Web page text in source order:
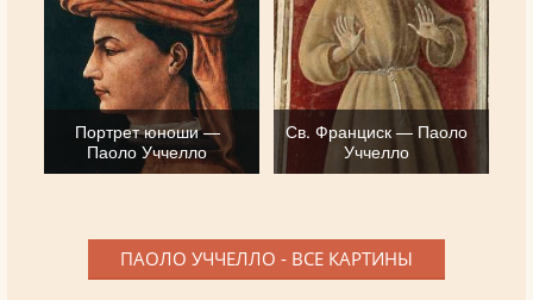
Портрет юноши —
Паоло Уччелло
Св. Франциск — Паоло
Уччелло
ПАОЛО УЧЧЕЛЛО - ВСЕ КАРТИНЫ